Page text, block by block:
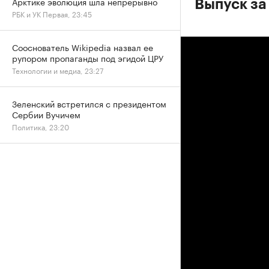
Выпуск
РБК и УК Первая, 23:45
Сооснователь Wikipedia назвал ее
рупором пропаганды под эгидой ЦРУ
Технологии и медиа, 23:27
Зеленский встретился с президентом
Сербии Вучичем
Политика, 23:20